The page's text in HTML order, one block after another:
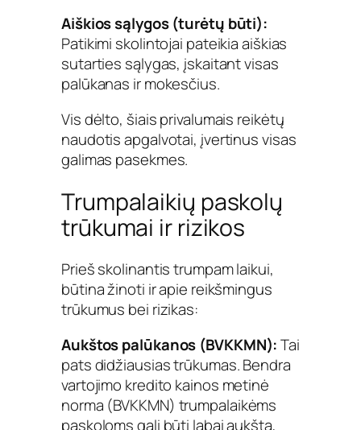
Aiškios sąlygos (turėtų būti):
Patikimi skolintojai pateikia aiškias
sutarties sąlygas, įskaitant visas
palūkanas ir mokesčius.
Vis dėlto, šiais privalumais reikėtų
naudotis apgalvotai, įvertinus visas
galimas pasekmes.
Trumpalaikių paskolų
trūkumai ir rizikos
Prieš skolinantis trumpam laikui,
būtina žinoti ir apie reikšmingus
trūkumus bei rizikas:
Aukštos palūkanos (BVKKMN):Tai
pats didžiausias trūkumas. Bendra
vartojimo kredito kainos metinė
norma (BVKKMN) trumpalaikėms
paskoloms gali būti labai aukšta,